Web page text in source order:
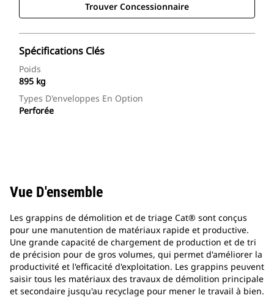
Trouver Concessionnaire
Spécifications Clés
Poids
895 kg
Types D'enveloppes En Option
Perforée
Vue D'ensemble
Les grappins de démolition et de triage Cat® sont conçus
pour une manutention de matériaux rapide et productive.
Une grande capacité de chargement de production et de tri
de précision pour de gros volumes, qui permet d'améliorer la
productivité et l'efficacité d'exploitation. Les grappins peuvent
saisir tous les matériaux des travaux de démolition principale
et secondaire jusqu'au recyclage pour mener le travail à bien.